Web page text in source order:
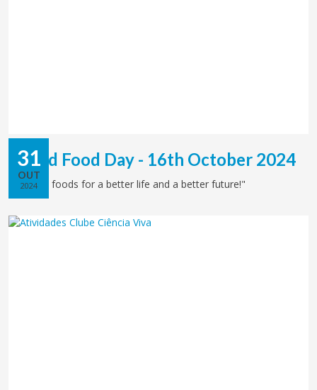
31
OUT
2024
World Food Day - 16th October 2024
"Right to foods for a better life and a better future!"